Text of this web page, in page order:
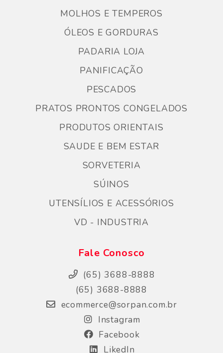
MOLHOS E TEMPEROS
ÓLEOS E GORDURAS
PADARIA LOJA
PANIFICAÇÃO
PESCADOS
PRATOS PRONTOS CONGELADOS
PRODUTOS ORIENTAIS
SAUDE E BEM ESTAR
SORVETERIA
SÚINOS
UTENSÍLIOS E ACESSÓRIOS
VD - INDUSTRIA
Fale Conosco
(65) 3688-8888
(65) 3688-8888
ecommerce@sorpan.com.br
Instagram
Facebook
LikedIn